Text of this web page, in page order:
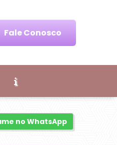
Fale Conosco
no WhatsApp